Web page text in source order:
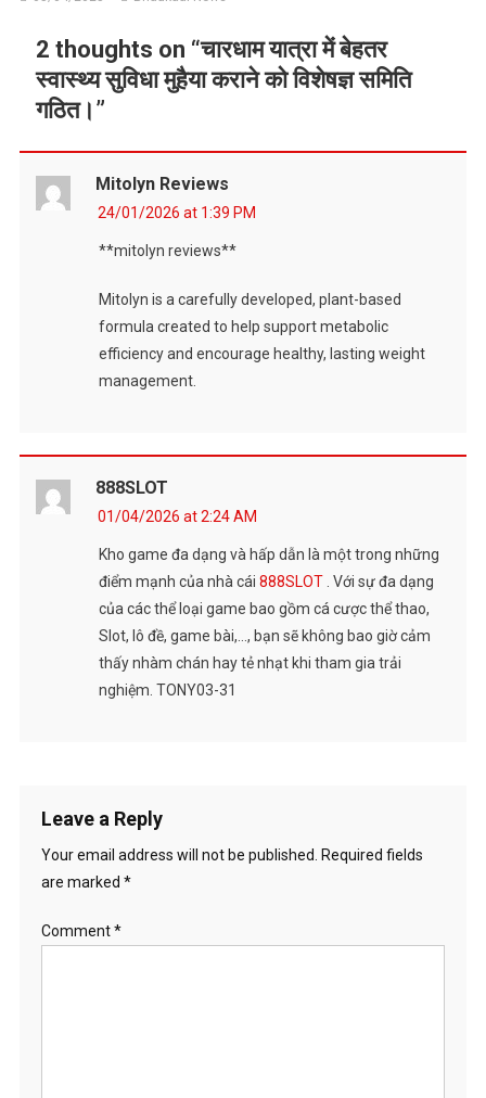
2 thoughts on “चारधाम यात्रा में बेहतर
स्वास्थ्य सुविधा मुहैया कराने को विशेषज्ञ समिति
गठित। ”
Mitolyn Reviews
24/01/2026 at 1:39 PM
**mitolyn reviews**
Mitolyn is a carefully developed, plant-based
formula created to help support metabolic
efficiency and encourage healthy, lasting weight
management.
888SLOT
01/04/2026 at 2:24 AM
Kho game đa dạng và hấp dẫn là một trong những
điểm mạnh của nhà cái 888SLOT. Với sự đa dạng
của các thể loại game bao gồm cá cược thể thao,
Slot, lô đề, game bài,…, bạn sẽ không bao giờ cảm
thấy nhàm chán hay tẻ nhạt khi tham gia trải
nghiệm. TONY03-31
Leave a Reply
Your email address will not be published.
Required fields
are marked *
Comment*